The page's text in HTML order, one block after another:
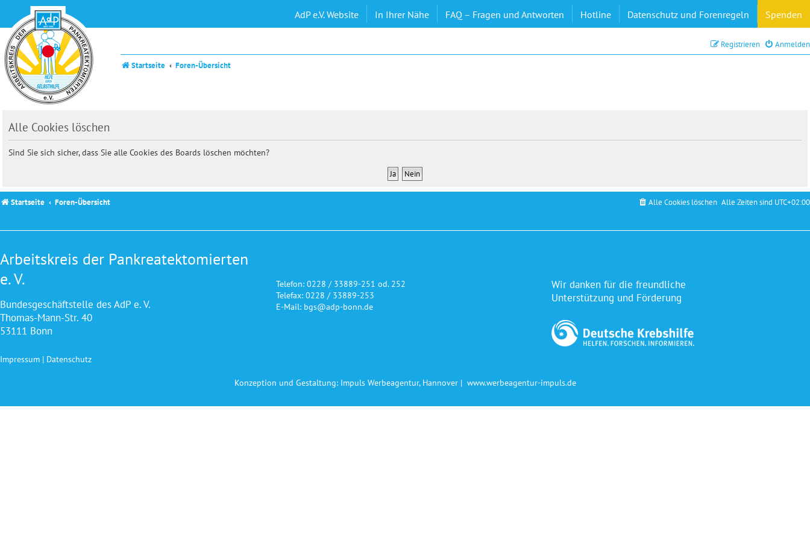
AdP e.V. Website In Ihrer Nähe FAQ – Fragen und Antworten Hotline Datenschutz und Forenregeln Spenden
Anmelden
Registrieren
Startseite Foren-Übersicht
Alle Cookies löschen
Sind Sie sich sicher, dass Sie alle Cookies des Boards löschen möchten?
Startseite Foren-Übersicht Alle Zeiten sind UTC+02:00
Alle Cookies löschen
Arbeitskreis der Pankreatektomierten
e. V.
Bundesgeschäftstelle des AdP e. V.
Thomas-Mann-Str. 40
53111 Bonn
Impressum | Datenschutz
Telefon: 0228 / 33889-251 od. 252
Telefax: 0228 / 33889-253
E-Mail: bgs@adp-bonn.de
Wir danken für die freundliche
Unterstützung und Förderung
Konzeption und Gestaltung: Impuls Werbeagentur, Hannover | www.werbeagentur-impuls.de